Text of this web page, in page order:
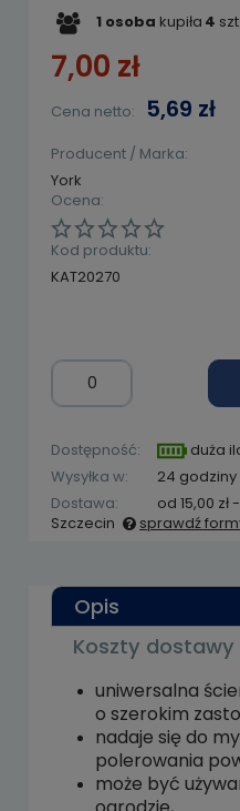
1 osoba kupiła 4 szt.
7,00 zł
Cena netto: 5,69 zł
Ocena:
Producent / Marka:
York
Kod produktu:
KAT20270
Dostępność:
duża
Wysyłka w:
24 godziny
Dostawa:
od 15,00 zł
Szczecin
sprawdź
Opis
Koszty dostawy
Cena nie zawiera
płatności
uniwersalna
o szerokim
nadaje się do
polerowania
może być